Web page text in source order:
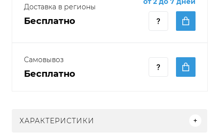
Доставка в регионы
Бесплатно
Самовывоз
Бесплатно
ХАРАКТЕРИСТИКИ